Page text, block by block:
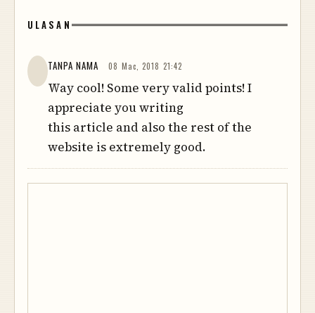
ULASAN
TANPA NAMA 08 Mac, 2018 21:42
Way cool! Some very valid points! I
appreciate you writing
this article and also the rest of the
website is extremely good.